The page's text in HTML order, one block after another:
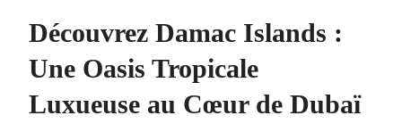
Découvrez Damac Islands :
Une Oasis Tropicale
Luxueuse au Cœur de Dubaï